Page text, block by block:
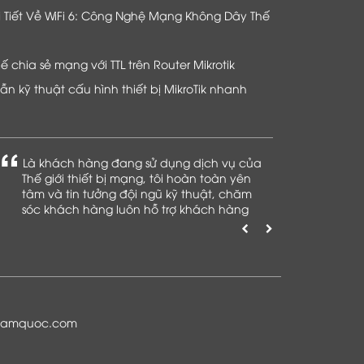
Tiết Về WiFi 6: Công Nghệ Mạng Không Dây Thế
chia sẻ mạng với TTL trên Router Mikrotik
kỹ thuật cấu hình thiết bị MikroTik nhanh
Là khách hàng đang sử dụng dịch vụ của
Thế giới thiết bị mạng, tôi hoàn toàn yên
tâm và tin tưởng đội ngũ kỹ thuật, chăm
sóc khách hàng luôn hỗ trợ khách hàng